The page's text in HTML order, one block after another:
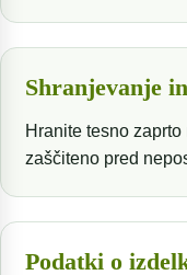
Shranjevanje
Hranite tesno
zaščiteno pred
Podatki o